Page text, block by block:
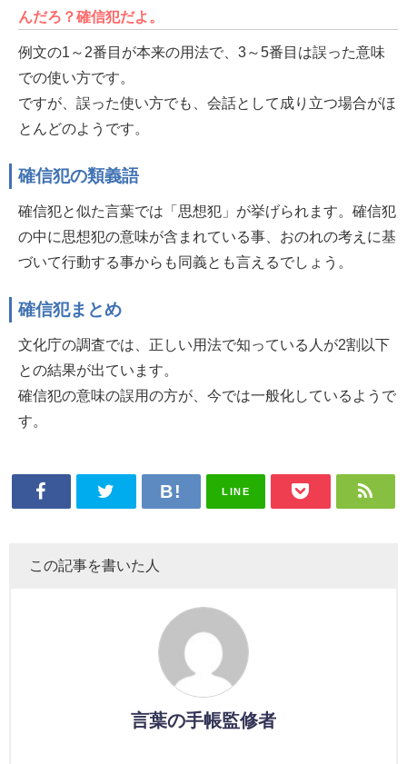
んだろ？確信犯だよ。
例文の1～2番目が本来の用法で、3～5番目は誤った意味
での使い方です。
ですが、誤った使い方でも、会話として成り立つ場合がほ
とんどのようです。
確信犯の類義語
確信犯と似た言葉では「思想犯」が挙げられます。確信犯
の中に思想犯の意味が含まれている事、おのれの考えに基
づいて行動する事からも同義とも言えるでしょう。
確信犯まとめ
文化庁の調査では、正しい用法で知っている人が2割以下
との結果が出ています。
確信犯の意味の誤用の方が、今では一般化しているようで
す。
LINE
この記事を書いた人
言葉の手帳監修者